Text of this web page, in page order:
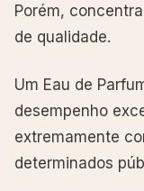
Porém,
de qualidade.
Um Eau de
desempenho
extremamente
determinados